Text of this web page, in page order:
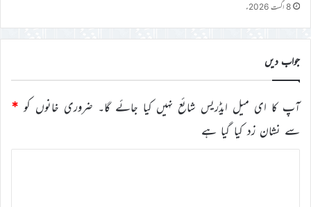
8 اگست 2026ء
جواب دیں
آپ کا ای میل ایڈریس شائع نہیں کیا جائے گا۔ ضروری خانوں کو *
سے نشان زد کیا گیا ہے